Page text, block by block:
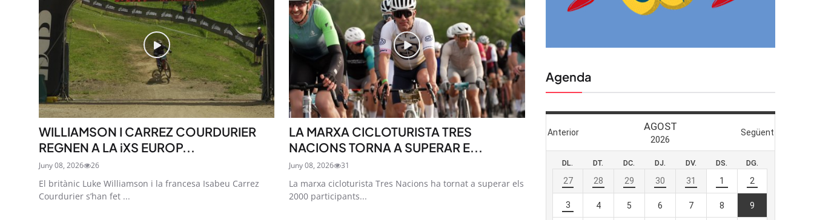
WILLIAMSON I CARREZ COURDURIER
REGNEN A LA iXS EUROP...
Juny 08, 2026 26
El britànic Luke Williamson i la francesa Isabeu Carrez
Courdurier s’han fet ...
LA MARXA CICLOTURISTA TRES
NACIONS TORNA A SUPERAR E...
Juny 08, 2026 31
La marxa cicloturista Tres Nacions ha tornat a superar els
2000 participants...
Agenda